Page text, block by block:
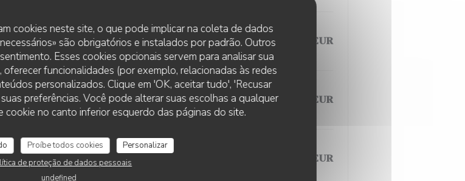
cookies neste site, o que pode implicar na coleta de dados
são obrigatórios e instalados por padrão. Outros
Esses cookies opcionais servem para analisar sua
funcionalidades (por exemplo, relacionadas às redes
personalizados. Clique em 'OK, aceitar tudo', 'Recusar
preferências. Você pode alterar suas escolhas a qualquer
cookie no canto inferior esquerdo das páginas do site.
Proíbe todos cookies
Personalizar
de proteção de dados pessoais
undefined
citron vert, limonade, glace pilée
16,00 EUR
16,00 EUR
18,00 EUR
BEY STEAKHOUSE